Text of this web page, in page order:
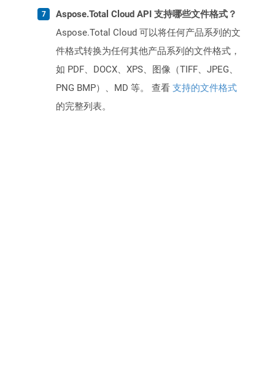
Aspose.Total Cloud API 支持哪些文件格式？
Aspose.Total Cloud 可以将任何产品系列的文
件格式转换为任何其他产品系列的文件格式，
如 PDF、DOCX、XPS、图像（TIFF、JPEG、
PNG BMP）、MD 等。 查看 支持的文件格式
的完整列表。